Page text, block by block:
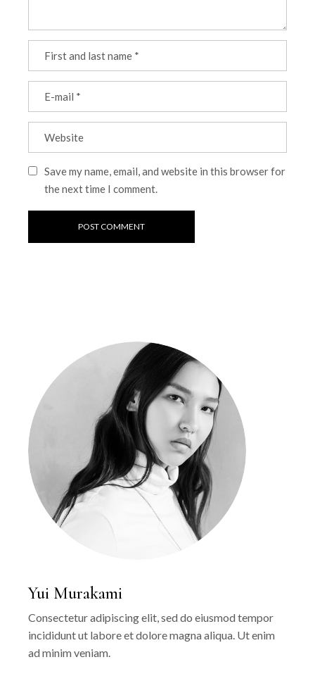
Save my name, email, and website in this browser for
the next time I comment.
POST COMMENT
Yui Murakami
Consectetur adipiscing elit, sed do eiusmod tempor
incididunt ut labore et dolore magna aliqua. Ut enim
ad minim veniam.